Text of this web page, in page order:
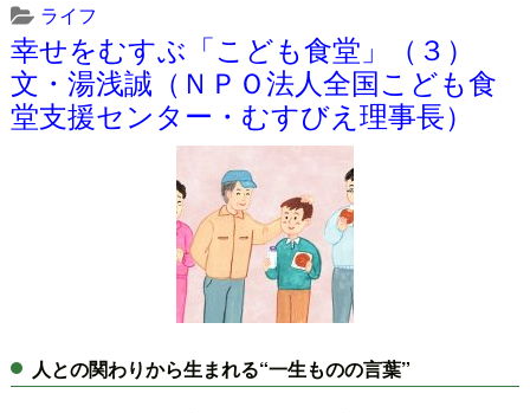
ライフ
幸せをむすぶ「こども食堂」（３）
文・湯浅誠（ＮＰＯ法人全国こども食
堂支援センター・むすびえ理事長）
人との関わりから生まれる“一生ものの言葉”